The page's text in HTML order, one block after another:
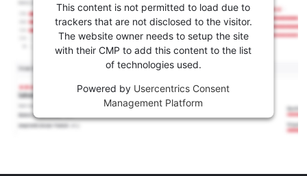
This content is not permitted to load due to
trackers that are not disclosed to the visitor.
The website owner needs to setup the site
with their CMP to add this content to the list
of technologies used.
Powered by Usercentrics Consent
Management Platform